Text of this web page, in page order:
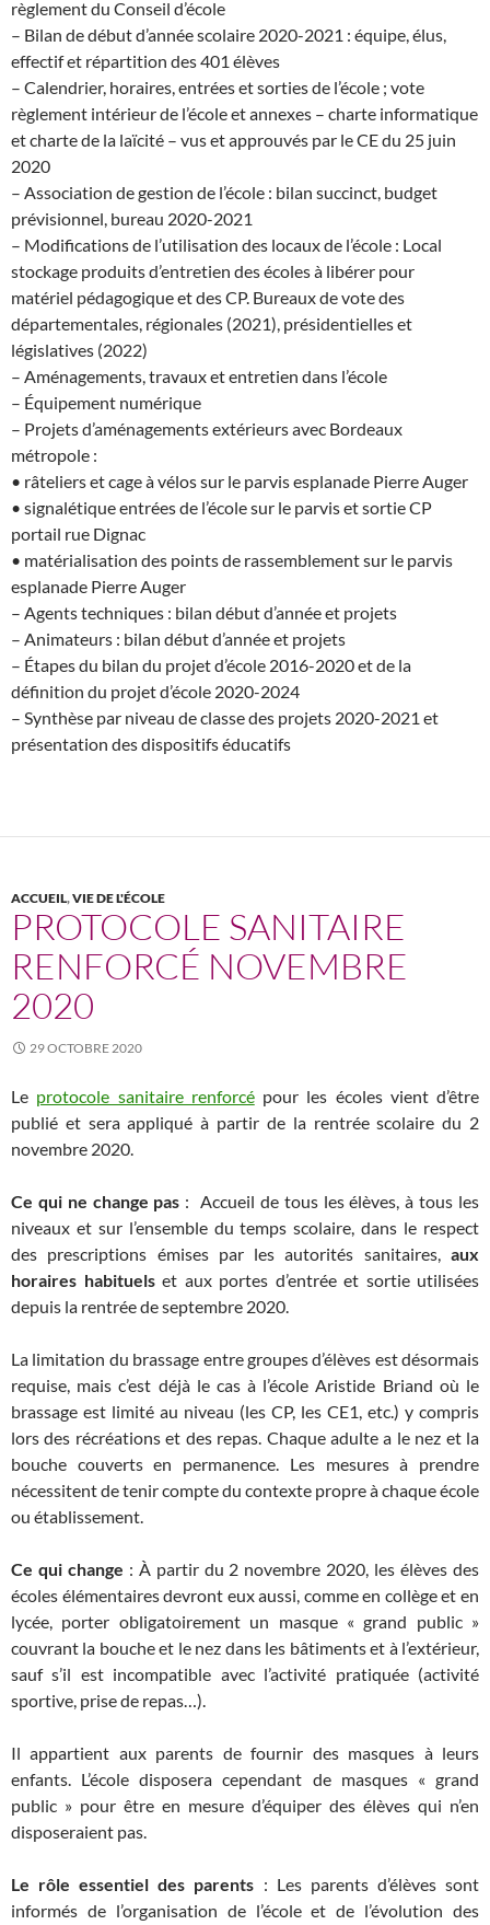
règlement du Conseil d’école
– Bilan de début d’année scolaire 2020-2021 : équipe, élus,
effectif et répartition des 401 élèves
– Calendrier, horaires, entrées et sorties de l’école ; vote
règlement intérieur de l’école et annexes – charte informatique
et charte de la laïcité – vus et approuvés par le CE du 25 juin
2020
– Association de gestion de l’école : bilan succinct, budget
prévisionnel, bureau 2020-2021
– Modifications de l’utilisation des locaux de l’école : Local
stockage produits d’entretien des écoles à libérer pour
matériel pédagogique et des CP. Bureaux de vote des
départementales, régionales (2021), présidentielles et
législatives (2022)
– Aménagements, travaux et entretien dans l’école
– Équipement numérique
– Projets d’aménagements extérieurs avec Bordeaux
métropole :
• râteliers et cage à vélos sur le parvis esplanade Pierre Auger
• signalétique entrées de l’école sur le parvis et sortie CP
portail rue Dignac
• matérialisation des points de rassemblement sur le parvis
esplanade Pierre Auger
– Agents techniques : bilan début d’année et projets
– Animateurs : bilan début d’année et projets
– Étapes du bilan du projet d’école 2016-2020 et de la
définition du projet d’école 2020-2024
– Synthèse par niveau de classe des projets 2020-2021 et
présentation des dispositifs éducatifs
ACCUEIL,VIE DE L'ÉCOLE
PROTOCOLE SANITAIRE
RENFORCÉ NOVEMBRE
2020
29 OCTOBRE 2020
Le protocole sanitaire renforcépour les écoles vient d’être
publié et sera appliqué à partir de la rentrée scolaire du 2
novembre 2020.
Ce qui ne change pas : Accueil de tous les élèves, à tous les
niveaux et sur l’ensemble du temps scolaire, dans le respect
des prescriptions émises par les autorités sanitaires, aux
horaires habituelset aux portes d’entrée et sortie utilisées
depuis la rentrée de septembre 2020.
La limitation du brassage entre groupes d’élèves est désormais
requise, mais c’est déjà le cas à l’école Aristide Briand où le
brassage est limité au niveau (les CP, les CE1, etc.) y compris
lors des récréations et des repas. Chaque adulte a le nez et la
bouche couverts en permanence. Les mesures à prendre
nécessitent de tenir compte du contexte propre à chaque école
ou établissement.
Ce qui change : À partir du 2 novembre 2020, les élèves des
écoles élémentaires devront eux aussi, comme en collège et en
lycée, porter obligatoirement un masque « grand public »
couvrant la bouche et le nez dans les bâtiments et à l’extérieur,
sauf s’il est incompatible avec l’activité pratiquée (activité
sportive, prise de repas…).
Il appartient aux parents de fournir des masques à leurs
enfants. L’école disposera cependant de masques « grand
public » pour être en mesure d’équiper des élèves qui n’en
disposeraient pas.
Le rôle essentiel des parents : Les parents d’élèves sont
informés de l’organisation de l’école et de l’évolution des